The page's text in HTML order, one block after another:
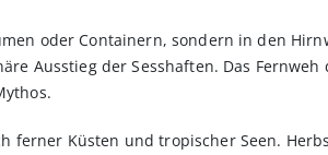
oder Containern, sondern in den
Ausstieg der Sesshaften. Das
ferner Küsten und tropischer Seen.